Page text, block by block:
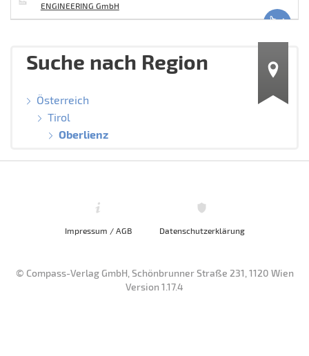
ENGINEERING GmbH
Suche nach Region
Österreich
Tirol
Oberlienz
Impressum / AGB Datenschutzerklärung
© Compass-Verlag GmbH, Schönbrunner Straße 231, 1120 Wien
Version 1.17.4